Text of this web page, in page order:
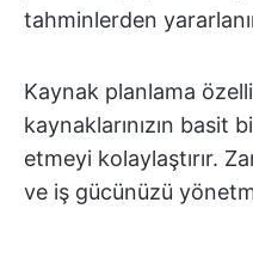
tahminlerden
Kaynak planlama
kaynaklarınızın basit
etmeyi kolaylaştırır.
ve iş gücünüzü